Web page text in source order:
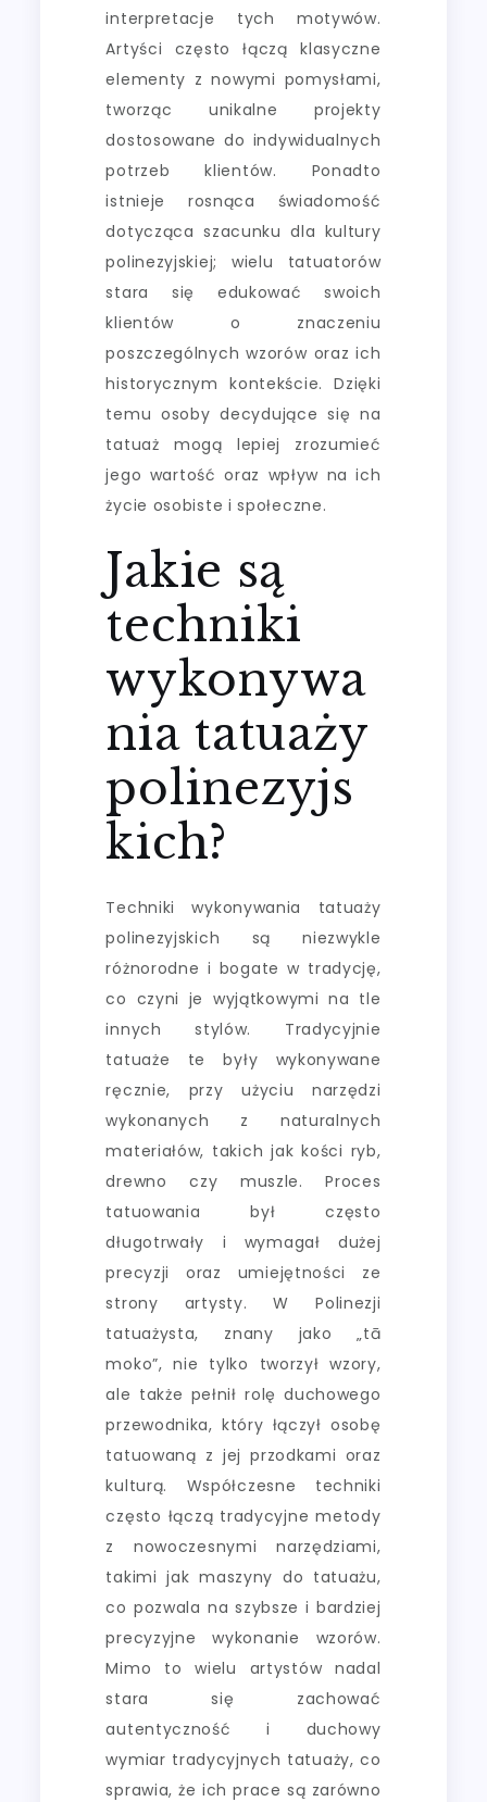
interpretacje tych motywów.
Artyści często łączą klasyczne
elementy z nowymi pomysłami,
tworząc unikalne projekty
dostosowane do indywidualnych
potrzeb klientów. Ponadto
istnieje rosnąca świadomość
dotycząca szacunku dla kultury
polinezyjskiej; wielu tatuatorów
stara się edukować swoich
klientów o znaczeniu
poszczególnych wzorów oraz ich
historycznym kontekście. Dzięki
temu osoby decydujące się na
tatuaż mogą lepiej zrozumieć
jego wartość oraz wpływ na ich
życie osobiste i społeczne.
Jakie są
techniki
wykonywa
nia tatuaży
polinezyjs
kich?
Techniki wykonywania tatuaży
polinezyjskich są niezwykle
różnorodne i bogate w tradycję,
co czyni je wyjątkowymi na tle
innych stylów. Tradycyjnie
tatuaże te były wykonywane
ręcznie, przy użyciu narzędzi
wykonanych z naturalnych
materiałów, takich jak kości ryb,
drewno czy muszle. Proces
tatuowania był często
długotrwały i wymagał dużej
precyzji oraz umiejętności ze
strony artysty. W Polinezji
tatuażysta, znany jako „tā
moko”, nie tylko tworzył wzory,
ale także pełnił rolę duchowego
przewodnika, który łączył osobę
tatuowaną z jej przodkami oraz
kulturą. Współczesne techniki
często łączą tradycyjne metody
z nowoczesnymi narzędziami,
takimi jak maszyny do tatuażu,
co pozwala na szybsze i bardziej
precyzyjne wykonanie wzorów.
Mimo to wielu artystów nadal
stara się zachować
autentyczność i duchowy
wymiar tradycyjnych tatuaży, co
sprawia, że ich prace są zarówno